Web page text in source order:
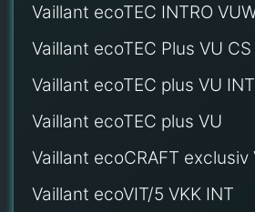
Vaillant ecoTEC INTRO
Vaillant ecoTEC Plus VU CS
Vaillant ecoTEC plus VU
Vaillant ecoTEC plus VU
Vaillant ecoCRAFT exclusiv
Vaillant ecoVIT/5 VKK INT